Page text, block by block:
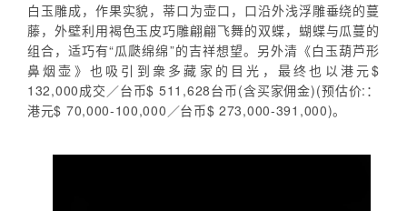
白玉雕成，作果实貌，蒂口为壶口，口沿外浅浮雕垂绕的蔓
藤，外壁利用褐色玉皮巧雕翩翩飞舞的双蝶，蝴蝶与瓜蔓的
组合，适巧有“瓜瓞绵绵”的吉祥想望。另外清《白玉葫芦形
鼻烟壶》也吸引到衆多藏家的目光，最终也以港元$
132,000成交／台币$ 511,628台币(含买家佣金)(预估价:：
港元$ 70,000-100,000／台币$ 273,000-391,000)。